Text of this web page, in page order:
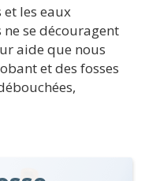
et les eaux
se découragent
aide que nous
et des fosses